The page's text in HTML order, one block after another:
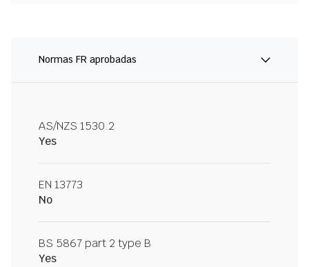
Normas FR aprobadas
AS/NZS 1530.2
Yes
EN 13773
No
BS 5867 part 2 type B
Yes